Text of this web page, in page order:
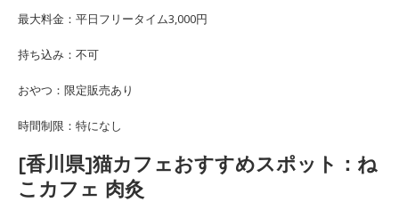
最大料金：平日フリータイム3,000円
持ち込み：不可
おやつ：限定販売あり
時間制限：特になし
[香川県]猫カフェおすすめスポット：ね
こカフェ 肉灸